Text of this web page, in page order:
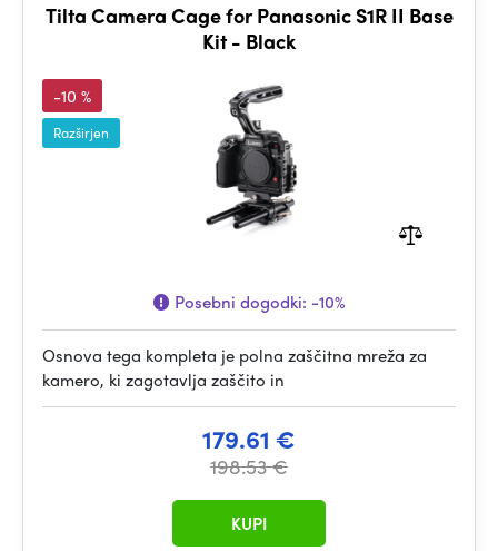
Tilta Camera Cage for Panasonic S1R II Base
Kit - Black
-10 %
Razširjen
Posebni dogodki: -10%
Osnova tega kompleta je polna zaščitna mreža za
kamero, ki zagotavlja zaščito in
179.61 €
198.53 €
KUPI